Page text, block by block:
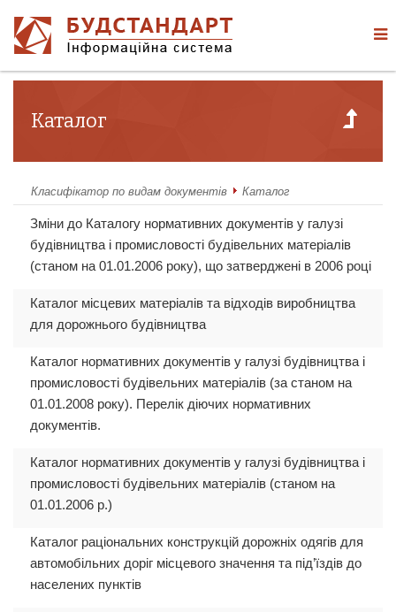
Каталог
Класифікатор по видам документів Каталог
Зміни до Каталогу нормативних документів у галузі
будівництва і промисловості будівельних матеріалів
(станом на 01.01.2006 року), що затверджені в 2006 році
Каталог місцевих матеріалів та відходів виробництва
для дорожнього будівництва
Каталог нормативних документів у галузі будівництва і
промисловості будівельних матеріалів (за станом на
01.01.2008 року). Перелік діючих нормативних
документів.
Каталог нормативних документів у галузі будівництва і
промисловості будівельних матеріалів (станом на
01.01.2006 р.)
Каталог раціональних конструкцій дорожніх одягів для
автомобільних доріг місцевого значення та під’їздів до
населених пунктів